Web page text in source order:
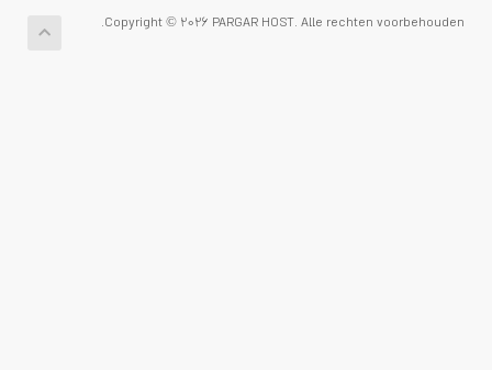
Copyright © 2026 PARGAR HOST. Alle rechten voorbehouden.